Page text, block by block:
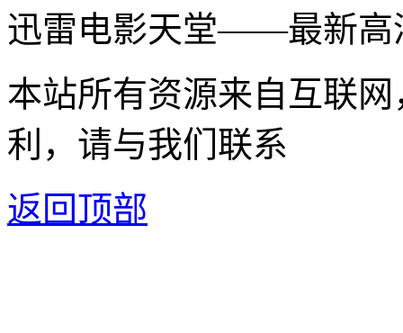
迅雷电影天堂——最新高
本站所有资源来自互联
利，请与我们联系
返回顶部